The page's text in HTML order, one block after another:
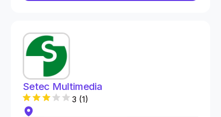
Setec Multimedia
3 (1)